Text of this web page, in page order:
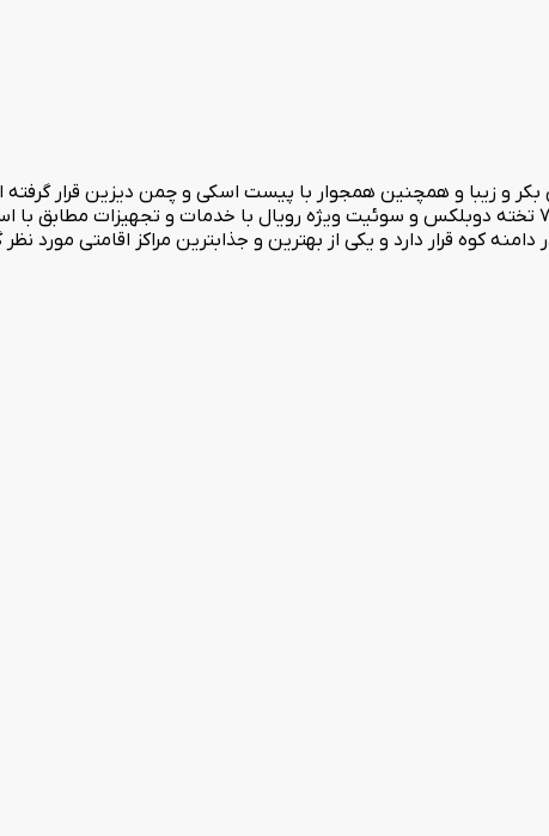
و زیبا و همچنین همجوار با پیست اسکی و چمن دیزین قرار
دارای 135 باب فضای اقامتی شامل اتاق های 2،3،4 تخته، سوئیت چهارتخته وی آی پی، اتاق های 7 تخته دوبلکس و سوئیت ویژه رویال با خدمات و
کوه قرار دارد و یکی از بهترین و جذابترین مراکز اقامتی مورد